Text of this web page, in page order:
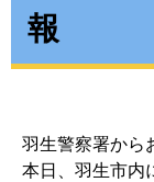
報
羽生警察署から
本日、羽生市内